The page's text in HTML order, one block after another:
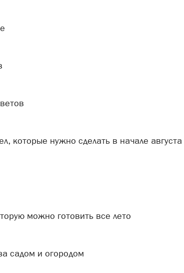
которые нужно сделать в начале августа
можно готовить все лето
садом и огородом